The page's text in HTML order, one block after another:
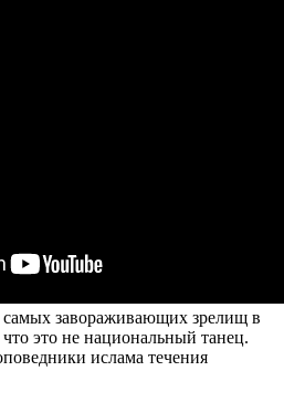
завораживающих зрелищ в
это не национальный танец.
ислама течения